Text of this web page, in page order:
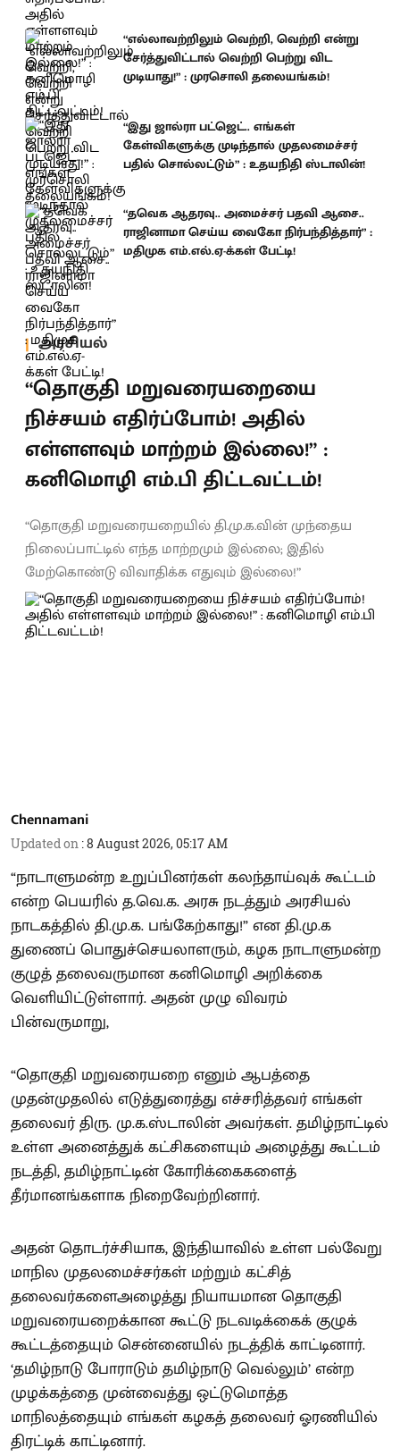
“எல்லாவற்றிலும் வெற்றி, வெற்றி என்று
சேர்த்துவிட்டால் வெற்றி பெற்று விட
முடியாது!” : முரசொலி தலையங்கம்!
“இது ஜால்ரா பட்ஜெட்.. எங்கள்
கேள்விகளுக்கு முடிந்தால் முதலமைச்சர்
பதில் சொல்லட்டும்” : உதயநிதி ஸ்டாலின்!
“தவெக ஆதரவு.. அமைச்சர் பதவி ஆசை..
ராஜினாமா செய்ய வைகோ நிர்பந்தித்தார்” :
மதிமுக எம்.எல்.ஏ-க்கள் பேட்டி!
அரசியல்
“தொகுதி மறுவரையறையை
நிச்சயம் எதிர்ப்போம்! அதில்
எள்ளளவும் மாற்றம் இல்லை!” :
கனிமொழி எம்.பி திட்டவட்டம்!
“தொகுதி மறுவரையறையில் தி.மு.க.வின் முந்தைய
நிலைப்பாட்டில் எந்த மாற்றமும் இல்லை; இதில்
மேற்கொண்டு விவாதிக்க எதுவும் இல்லை!”
Chennamani
Updated on :8 August 2026, 05:17 AM
“நாடாளுமன்ற உறுப்பினர்கள் கலந்தாய்வுக் கூட்டம்
என்ற பெயரில் த.வெ.க. அரசு நடத்தும் அரசியல்
நாடகத்தில் தி.மு.க. பங்கேற்காது!” என தி.மு.க
துணைப் பொதுச்செயலாளரும், கழக நாடாளுமன்ற
குழுத் தலைவருமான கனிமொழி அறிக்கை
வெளியிட்டுள்ளார். அதன் முழு விவரம்
பின்வருமாறு,
“தொகுதி மறுவரையறை எனும் ஆபத்தை
முதன்முதலில் எடுத்துரைத்து எச்சரித்தவர் எங்கள்
தலைவர் திரு. மு.க.ஸ்டாலின் அவர்கள். தமிழ்நாட்டில்
உள்ள அனைத்துக் கட்சிகளையும் அழைத்து கூட்டம்
நடத்தி, தமிழ்நாட்டின் கோரிக்கைகளைத்
தீர்மானங்களாக நிறைவேற்றினார்.
அதன் தொடர்ச்சியாக, இந்தியாவில் உள்ள பல்வேறு
மாநில முதலமைச்சர்கள் மற்றும் கட்சித்
தலைவர்களைஅழைத்து நியாயமான தொகுதி
மறுவரையறைக்கான கூட்டு நடவடிக்கைக் குழுக்
கூட்டத்தையும் சென்னையில் நடத்திக் காட்டினார்.
‘தமிழ்நாடு போராடும் தமிழ்நாடு வெல்லும்’ என்ற
முழக்கத்தை முன்வைத்து ஒட்டுமொத்த
மாநிலத்தையும் எங்கள் கழகத் தலைவர் ஓரணியில்
திரட்டிக் காட்டினார்.